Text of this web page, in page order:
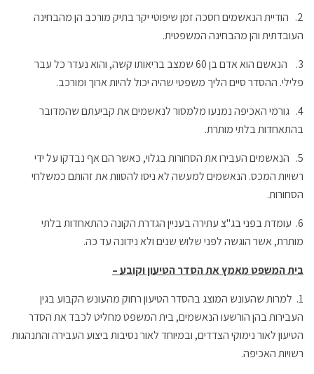
2.
הודיית הנאשמים חסכה זמן שיפוטי יקר בתיק מורכב הן מהבחינה
העובדתית והן מהבחינה המשפטית.
3.
הנאשם הוא אדם בן 60 שמצב בריאותו קשה, והוא נעדר כל עבר
פלילי. ההסדר סיים הליך משפטי שהיה יכול להיות ארוך ומורכב.
4. גורמי האכיפה נמנעו מלמסור לנאשמים את קביעתם שהמדובר
בהתאחדות בלתי מותרת.
5.
הנאשמים העבירו את הסחורות בגלוי, כאשר הם אף נבדקו על ידי
רשויות המכס. הנאשמים למעשה לא ניסו להסוות את זהותם כמשלחי
הסחורות.
6. עומדת בפני בג"צ עתירה בעניין הגדרת הקונה כהתאחדות בלתי
מותרת, אשר הוגשה לפני שלוש שנים ולא נידונה עד כה.
בית המשפט מאמץ את הסדר הטיעון וקובע –
1. למרות שהעונש המוצג בהסדר הטיעון רחוק מהעונש הקבוע בגין
העבירות בהן הורשעו הנאשמים, בית המשפט מחליט לכבד את הסדר
הטיעון לאור נימוקי הצדדים, ובמיוחד לאור נסיבות ביצוע העבירה והתנהגות
רשויות האכיפה.